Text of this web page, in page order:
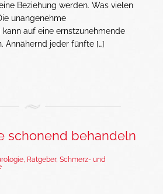
Beziehung werden. Was vielen
unangenehme
auf eine ernstzunehmende
Annähernd jeder fünfte […]
schonend behandeln
, Ratgeber, Schmerz- und